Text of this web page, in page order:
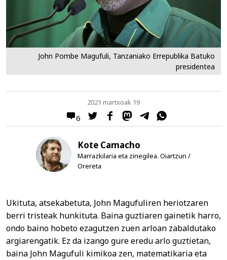
John Pombe Magufuli, Tanzaniako Errepublika Batuko
presidentea
6
2021 martxoak 19
Kote Camacho
Marrazkilaria eta zinegilea. Oiartzun /
Orereta
Ukituta, atsekabetuta, John Magufuliren heriotzaren
berri tristeak hunkituta. Baina guztiaren gainetik harro,
ondo baino hobeto ezagutzen zuen arloan zabaldutako
argiarengatik. Ez da izango gure eredu arlo guztietan,
baina John Magufuli kimikoa zen, matematikaria eta